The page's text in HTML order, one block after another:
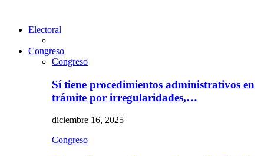
Electoral
Congreso
Congreso
Sí tiene procedimientos administrativos en
trámite por irregularidades,…
diciembre 16, 2025
Congreso